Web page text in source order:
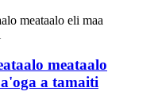
meataalo
a tamaiti